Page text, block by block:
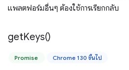
แพลตฟอร์มอื่นๆ ต้องใช้การเรียกกลับ
getKeys()
Promise Chrome 130 ขึ้นไป